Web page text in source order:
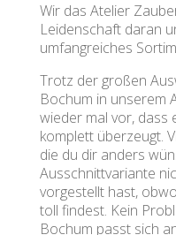
Wir das Atelier
Leidenschaft daran
umfangreiches
Trotz der großen
Bochum in unserem
wieder mal vor, dass
komplett überzeugt.
die du dir anders
Ausschnittvariante
vorgestellt hast,
toll findest. Kein
Bochum passt sich